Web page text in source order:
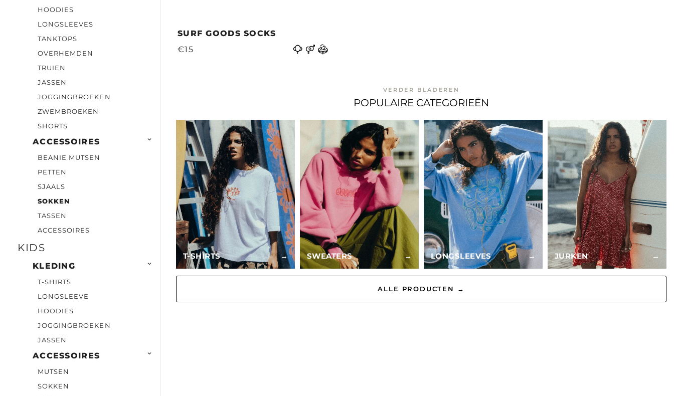
HOODIES
LONGSLEEVES
TANKTOPS
OVERHEMDEN
TRUIEN
JASSEN
JOGGINGBROEKEN
ZWEMBROEKEN
SHORTS
ACCESSOIRES 
BEANIE MUTSEN
PETTEN
SJAALS
SOKKEN
TASSEN
ACCESSOIRES
KIDS
KLEDING 
T-SHIRTS
LONGSLEEVE
HOODIES
JOGGINGBROEKEN
JASSEN
ACCESSOIRES 
MUTSEN
SOKKEN
SURF GOODS SOCKS
€15
VERDER BLADEREN
POPULAIRE CATEGORIEËN
T-SHIRTS → SWEATERS → LONGSLEEVES → JURKEN →
ALLE PRODUCTEN →